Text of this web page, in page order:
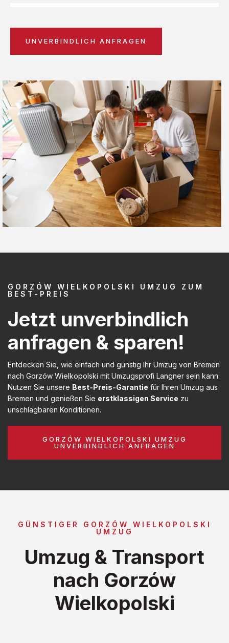
UNVERBINDLICH ANFRAGEN
GORZÓW WIELKOPOLSKI UMZUG ZUM
BEST-PREIS
Jetzt unverbindlich
anfragen & sparen!
Entdecken Sie, wie einfach und günstig Ihr Umzug von Bremen
nach Gorzów Wielkopolski mit Umzugsprofi Langner sein kann:
Nutzen Sie unsere Best-Preis-Garantie für Ihren Umzug aus
Bremen und genießen Sie erstklassigen Service zu
unschlagbaren Konditionen.
GORZÓW WIELKOPOLSKI UMZUG
UNVERBINDLICH ANFRAGEN
GÜNSTIGER GORZÓW WIELKOPOLSKI
UMZUG
Umzug & Transport
nach Gorzów
Wielkopolski